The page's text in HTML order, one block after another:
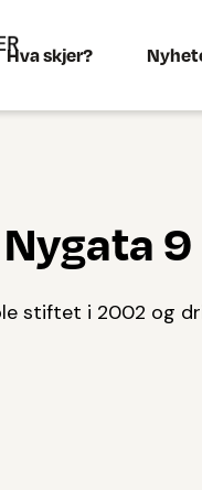
Hva skjer?
9
stiftet i 2002 og